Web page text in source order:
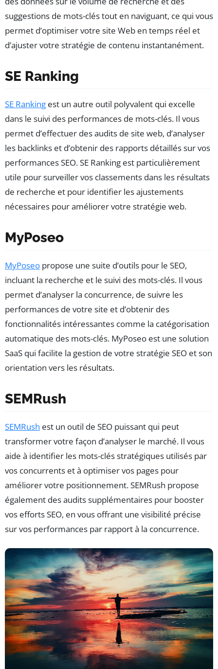
suggestions de mots-clés tout en naviguant, ce qui vous
permet d’optimiser votre site Web en temps réel et
d’ajuster votre stratégie de contenu instantanément.
SE Ranking
SE Ranking est un autre outil polyvalent qui excelle
dans le suivi des performances de mots-clés. Il vous
permet d’effectuer des audits de site web, d’analyser
les backlinks et d’obtenir des rapports détaillés sur vos
performances SEO. SE Ranking est particulièrement
utile pour surveiller vos classements dans les résultats
de recherche et pour identifier les ajustements
nécessaires pour améliorer votre stratégie web.
MyPoseo
MyPoseo propose une suite d’outils pour le SEO,
incluant la recherche et le suivi des mots-clés. Il vous
permet d’analyser la concurrence, de suivre les
performances de votre site et d’obtenir des
fonctionnalités intéressantes comme la catégorisation
automatique des mots-clés. MyPoseo est une solution
SaaS qui facilite la gestion de votre stratégie SEO et son
orientation vers les résultats.
SEMRush
SEMRush est un outil de SEO puissant qui peut
transformer votre façon d’analyser le marché. Il vous
aide à identifier les mots-clés stratégiques utilisés par
vos concurrents et à optimiser vos pages pour
améliorer votre positionnement. SEMRush propose
également des audits supplémentaires pour booster
vos efforts SEO, en vous offrant une visibilité précise
sur vos performances par rapport à la concurrence.